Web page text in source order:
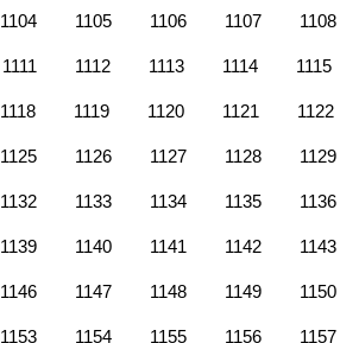
1104 1105 1106 1107 1108
1111 1112 1113 1114 1115
1118 1119 1120 1121 1122
1125 1126 1127 1128 1129
1132 1133 1134 1135 1136
1139 1140 1141 1142 1143
1146 1147 1148 1149 1150
1153 1154 1155 1156 1157